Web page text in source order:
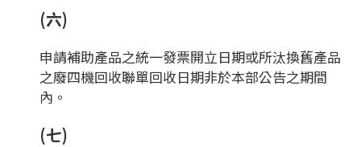
(六)
申請補助產品之統一發票開立日期或所汰換舊產品
之廢四機回收聯單回收日期非於本部公告之期間
內。
(七)